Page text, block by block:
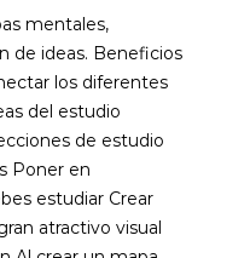
mentales,
de ideas. Beneficios
los diferentes
del estudio
de estudio
Poner en
estudiar Crear
atractivo visual